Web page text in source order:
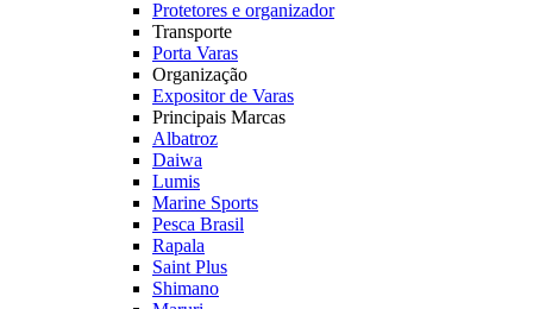
Protetores e organizador
Transporte
Porta Varas
Organização
Expositor de Varas
Principais Marcas
Albatroz
Daiwa
Lumis
Marine Sports
Pesca Brasil
Rapala
Saint Plus
Shimano